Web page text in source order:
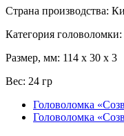
Страна производства:
Категория
Размер, мм: 114 x 30 x 3
Вес: 24 гр
Головоломка
Головоломка